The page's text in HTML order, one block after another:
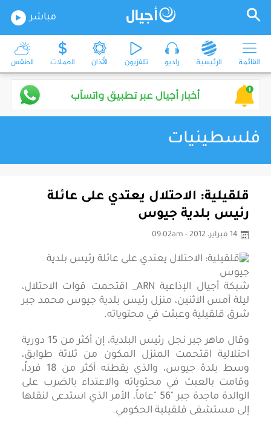
مباشر
القائمة الرئيسية راديو تلفزيون الأذان العملات الطقس
فلسطينيات
قلقيلية: الاحتلال يعتدي على عائلة
رئيس بلدية جيوس
14 فبراير، 2012 - 09:02am
شبكة أجيال الإذاعية ARN_ اقتحمت قوات الاحتلال،
ليلة أمس الاثنين، منزل رئيس بلدية جيوس محمد جبر
شرق قلقيلية وعبثت في محتوياته.
وقال ماهر جبر نجل رئيس البلدية، إن أكثر من 15 دورية
احتلالية اقتحمت المنزل المكون من ثلاثة طوابق،
وسط بلدة جيوس، والذي يقطنه أكثر من 18 فرداً،
وقامت بالعبث في محتوياته والاعتداء بالضرب على
الوالدة ماجدة جبر "56 "عاماً، الأمر الذي استدعى لنقلها
إلى مستشفى قلقيلية الحكومي.